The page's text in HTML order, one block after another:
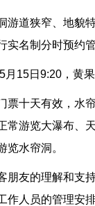
游道狭窄、地貌
实名制分时预约
月15日9:20，黄
票十天有效，水
常游览大瀑布、
览水帘洞。
朋友的理解和支
作人员的管理安